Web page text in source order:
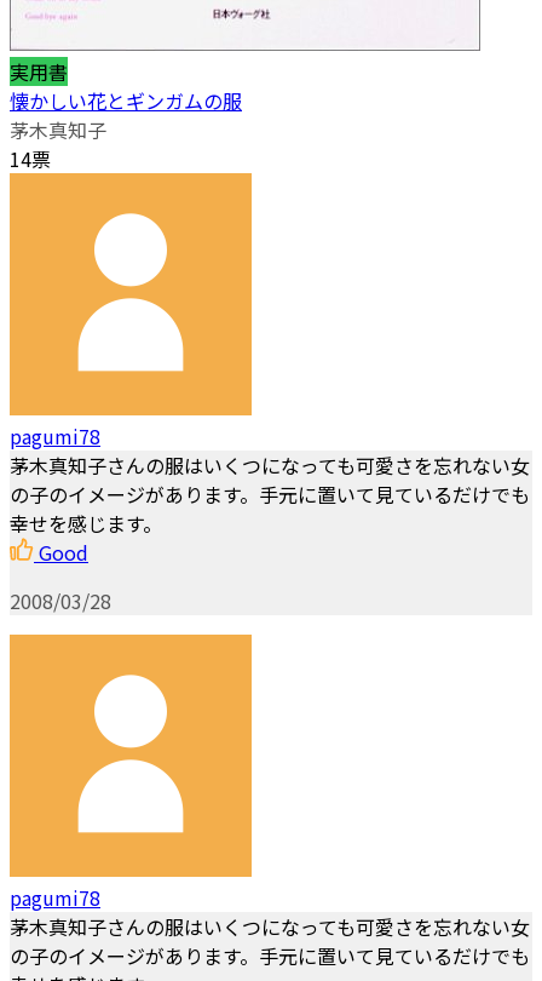
実用書
懐かしい花とギンガムの服
茅木真知子
14票
pagumi78
茅木真知子さんの服はいくつになっても可愛さを忘れない女
の子のイメージがあります。手元に置いて見ているだけでも
幸せを感じます。
Good
2008/03/28
pagumi78
茅木真知子さんの服はいくつになっても可愛さを忘れない女
の子のイメージがあります。手元に置いて見ているだけでも